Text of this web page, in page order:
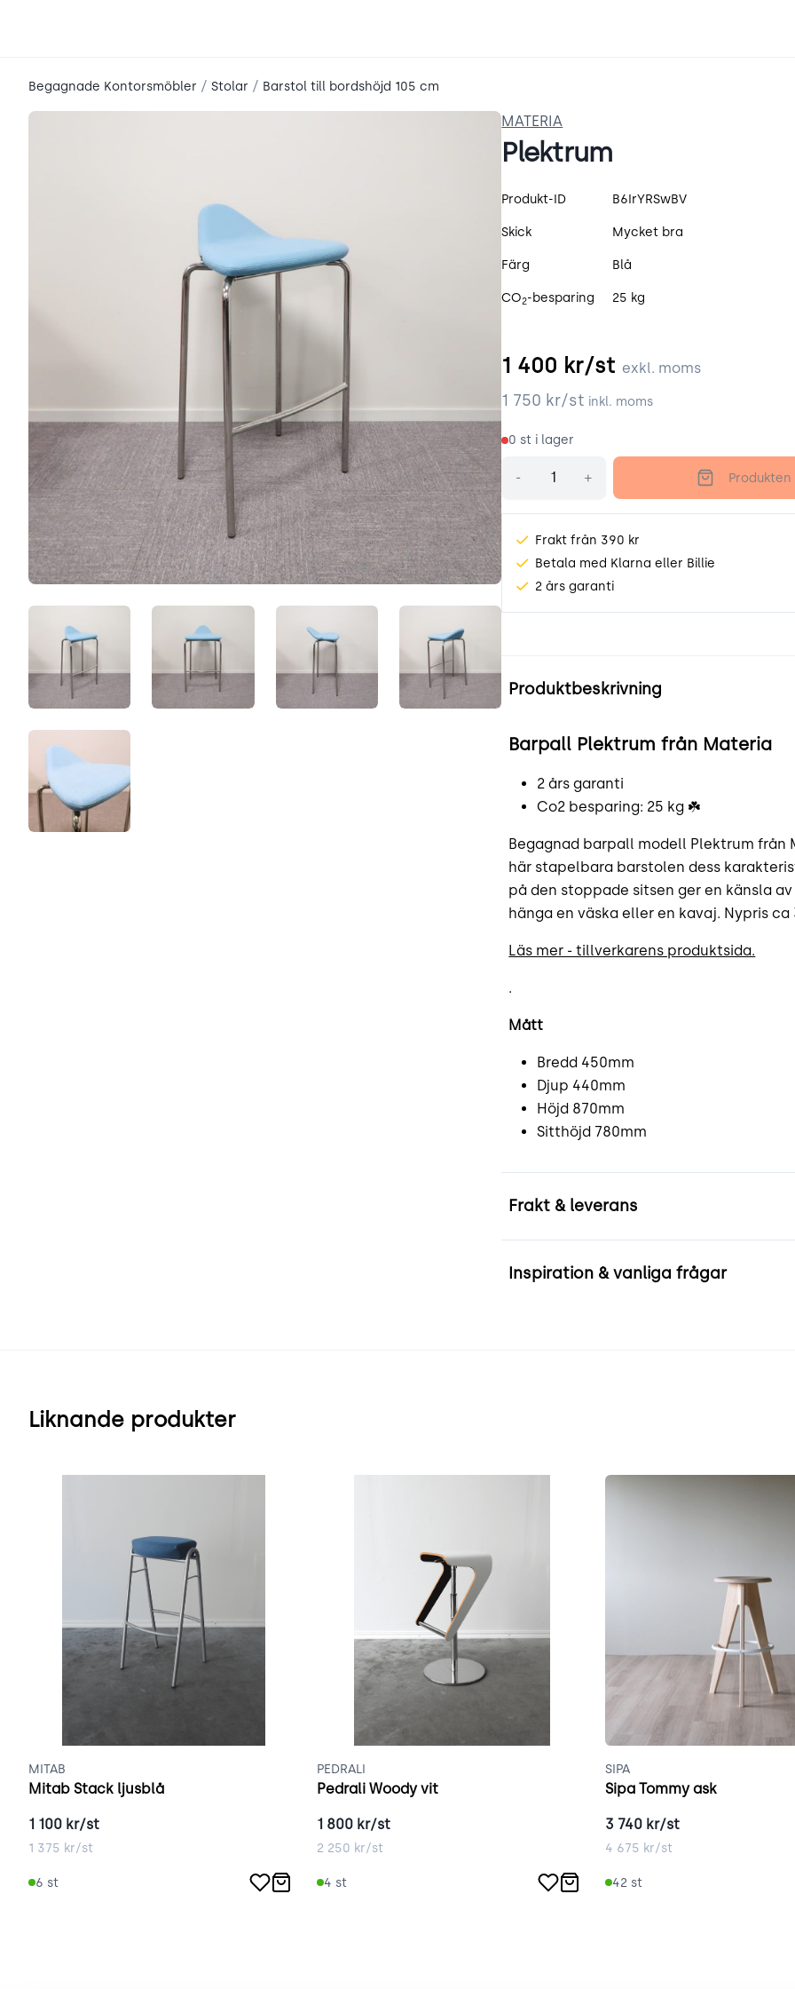
Begagnade Kontorsmöbler / Stolar / Barstol till bordshöjd 105 cm
TTlmKixZjjn1.jpeg lgQ2kO98iYlF.jpeg
7eQYKxK2nNI4.jpeg
MATERIA
Plektrum
Produktspecifikation
Produkt-ID B6IrYRSwBV
Skick Mycket bra
Färg Blå
CO2-besparing 25 kg
1 400 kr/st exkl. moms
1 750 kr/st inkl. moms
0 st i lager
- +
Frakt från 390 kr
Betala med Klarna eller Billie
2 års garanti
Produktbeskrivning
Barpall Plektrum från Materia
2 års garanti
Co2 besparing: 25 kg ☘️
Begagnad barpall modell Plektrum
här stapelbara barstolen dess
på den stoppade sitsen ger en känsla
hänga en väska eller en kavaj. Nypris ca
Läs mer - tillverkarens produktsida.
.
Mått
Bredd 450mm
Djup 440mm
Höjd 870mm
Sitthöjd 780mm
Frakt & leverans
Inspiration & vanliga frågar
Liknande produkter
MITAB
Mitab Stack ljusblå
1 100 kr/st
1 375 kr/st
6 st
PEDRALI
Pedrali Woody vit
1 800 kr/st
2 250 kr/st
4 st
SIPA
Sipa Tommy ask
3 740 kr/st
4 675 kr/st
42 st